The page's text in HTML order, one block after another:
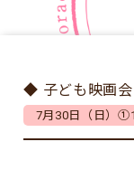
◆ 子ども映画会
7月30日（日）